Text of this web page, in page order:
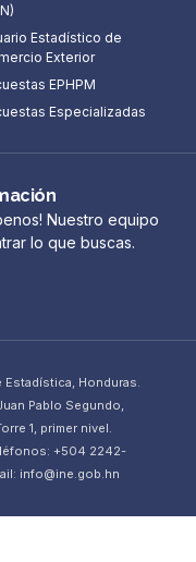
Estadístico de
Exterior
EPHPM
Especializadas
Nuestro equipo
lo que buscas.
Honduras.
Pablo Segundo,
1, primer nivel.
+504 2242-
info@ine.gob.hn